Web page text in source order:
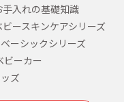
手入れの基礎知識
ースキンケアシリーズ
ーシックシリーズ
ビーカー
ズ